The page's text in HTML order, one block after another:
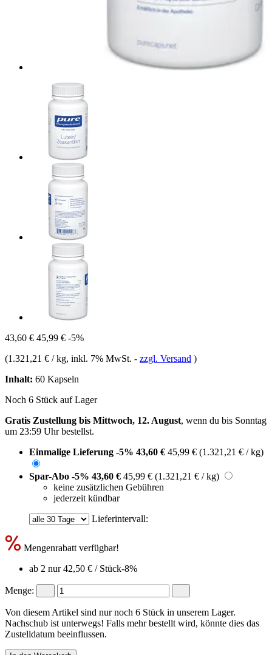
43,60 € 45,99 € -5%
(1.321,21 € / kg, inkl. 7% MwSt. - zzgl. Versand )
Inhalt: 60 Kapseln
Noch 6 Stück auf Lager
Gratis Zustellung bis Mittwoch, 12. August, wenn du bis Sonntag
um 23:59 Uhrbestellst.
Einmalige Lieferung -5% 43,60 € 45,99 € (1.321,21 € / kg)
Spar-Abo -5% 43,60 € 45,99 € (1.321,21 € / kg)
keine zusätzlichen Gebühren
jederzeit kündbar
Lieferintervall:
Mengenrabatt verfügbar!
ab 2 nur42,50 € / Stück-8%
Menge:
Von diesem Artikel sind nur noch 6 Stück in unserem Lager.
Nachschub ist unterwegs! Falls mehr bestellt wird, könnte dies das
Zustelldatum beeinflussen.